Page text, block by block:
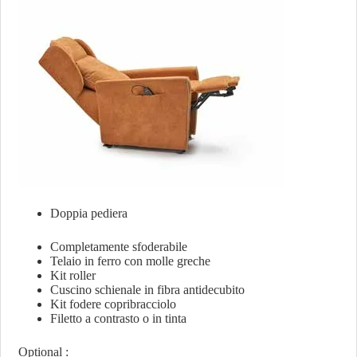
Doppia pediera
Completamente sfoderabile
Telaio in ferro con molle greche
Kit roller
Cuscino schienale in fibra antidecubito
Kit fodere copribracciolo
Filetto a contrasto o in tinta
Optional :